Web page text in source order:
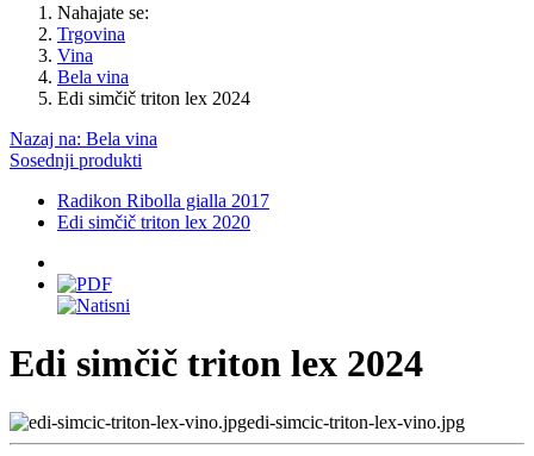
Nahajate se:
Trgovina
Vina
Bela vina
Edi simčič triton lex 2024
Nazaj na: Bela vina
Sosednji produkti
Radikon Ribolla gialla 2017
Edi simčič triton lex 2020
Edi simčič triton lex 2024
edi-simcic-triton-lex-vino.jpg